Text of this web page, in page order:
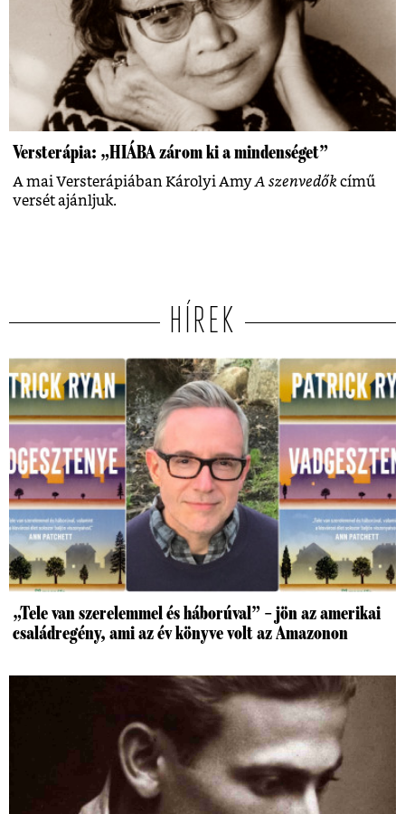
Versterápia: „HIÁBA zárom ki a mindenséget”
A mai Versterápiában Károlyi AmyA szenvedők című
versét ajánljuk.
HÍREK
„Tele van szerelemmel és háborúval” – jön az amerikai
családregény, ami az év könyve volt az Amazonon